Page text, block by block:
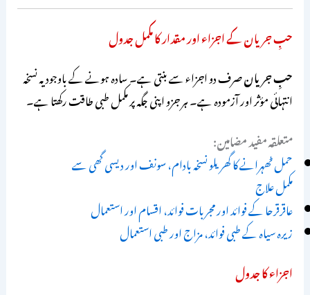
حبِ جریان کے اجزاء اور مقدار کا مکمل جدول
حبِ جریانصرف دو اجزاء سے بنتی ہے۔ سادہ ہونے کے باوجود یہ نسخہ
انتہائی مؤثر اور آزمودہ ہے۔ ہر جزو اپنی جگہ پر مکمل طبی طاقت رکھتا ہے۔
متعلقہ مفید مضامین:
حمل ٹھہرانے کا گھریلو نسخہ بادام، سونف اور دیسی گھی سے
مکمل علاج
عاقرقرحا کے فوائد اور مجربات فوائد، اقسام اور استعمال
زیرہ سیاہ کے طبی فوائد، مزاج اور طبی استعمال
اجزاء کا جدول